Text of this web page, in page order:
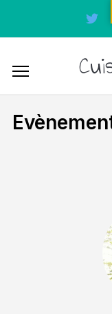
twitter